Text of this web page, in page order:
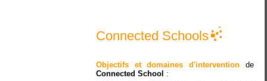
Connected Schools
Objectifs et domaines d'interventionde
Connected School :